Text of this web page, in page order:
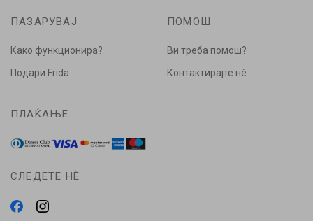
ПАЗАРУВАЈ
Како функционира?
Подари Frida
ПОМОШ
Ви треба помош?
Контактирајте нè
ПЛАЌАЊЕ
СЛЕДЕТЕ НÈ